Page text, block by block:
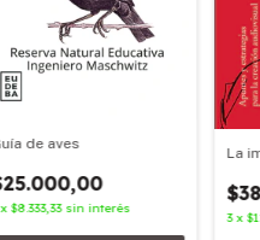
de aves
x$8.333,33 sin interés
La
3 x